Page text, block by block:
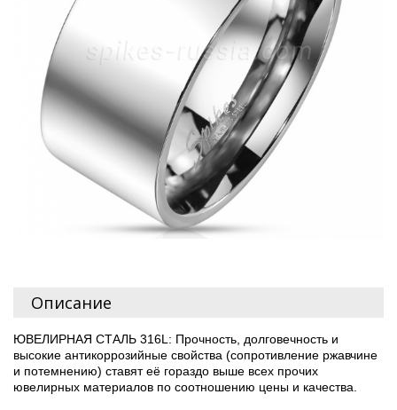
Описание
ЮВЕЛИРНАЯ СТАЛЬ 316L: Прочность, долговечность и
высокие антикоррозийные свойства (сопротивление ржавчине
и потемнению) ставят её гораздо выше всех прочих
ювелирных материалов по соотношению цены и качества.